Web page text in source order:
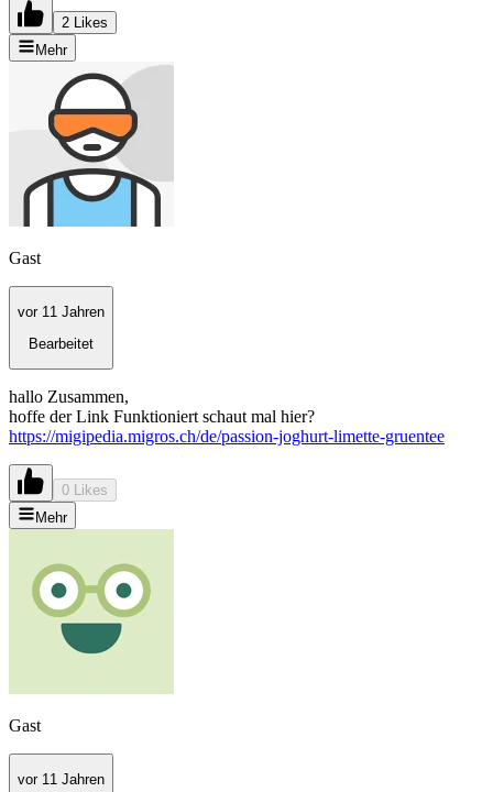
2 Likes
Mehr
Gast
vor 11 Jahren
Bearbeitet
hallo Zusammen,
hoffe der Link Funktioniert schaut mal hier?
https://migipedia.migros.ch/de/passion-joghurt-limette-gruentee
0 Likes
Mehr
Gast
vor 11 Jahren